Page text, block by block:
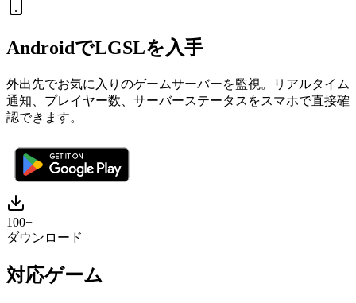
AndroidでLGSLを入手
外出先でお気に入りのゲームサーバーを監視。リアルタイム
通知、プレイヤー数、サーバーステータスをスマホで直接確
認できます。
100+
ダウンロード
対応ゲーム